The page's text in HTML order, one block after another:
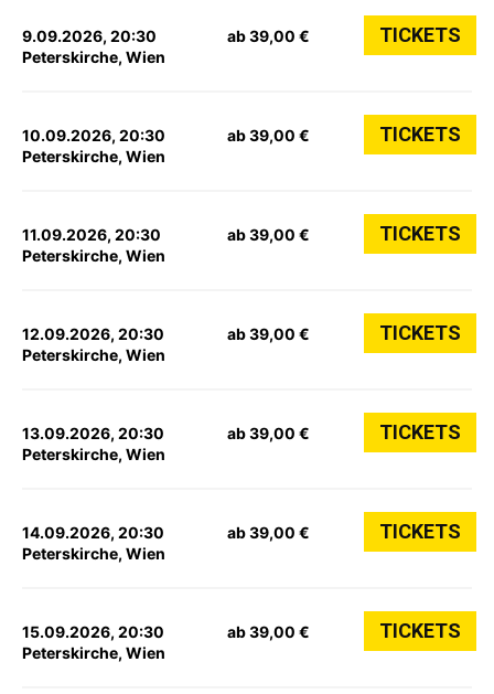
9.09.2026, 20:30
Peterskirche, Wien
ab 39,00 € TICKETS
10.09.2026, 20:30
Peterskirche, Wien
ab 39,00 € TICKETS
11.09.2026, 20:30
Peterskirche, Wien
ab 39,00 € TICKETS
12.09.2026, 20:30
Peterskirche, Wien
ab 39,00 € TICKETS
13.09.2026, 20:30
Peterskirche, Wien
ab 39,00 € TICKETS
14.09.2026, 20:30
Peterskirche, Wien
ab 39,00 € TICKETS
15.09.2026, 20:30
Peterskirche, Wien
ab 39,00 € TICKETS